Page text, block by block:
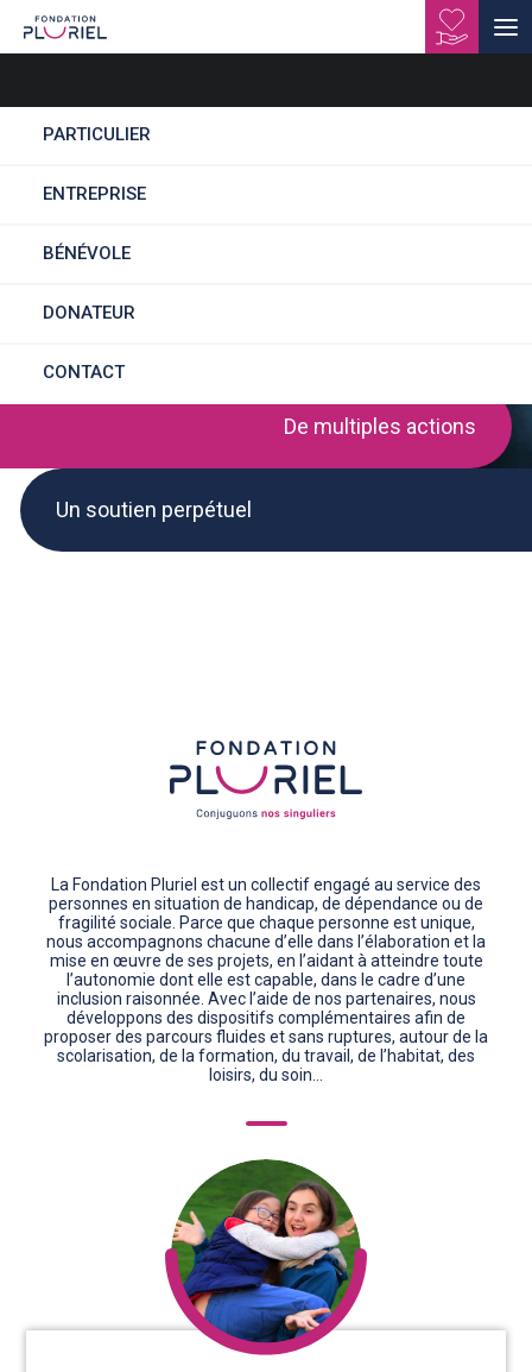
PARTICULIER
ENTREPRISE
BÉNÉVOLE
DONATEUR
CONTACT
INFIRMIER DIPLOMÉ
De multiples actions
Un soutien perpétuel
La Fondation Pluriel est un collectif engagé au service des
personnes en situation de handicap, de dépendance ou de
fragilité sociale. Parce que chaque personne est unique,
nous accompagnons chacune d’elle dans l’élaboration et la
mise en œuvre de ses projets, en l’aidant à atteindre toute
l’autonomie dont elle est capable, dans le cadre d’une
inclusion raisonnée. Avec l’aide de nos partenaires, nous
développons des dispositifs complémentaires afin de
proposer des parcours fluides et sans ruptures, autour de la
scolarisation, de la formation, du travail, de l’habitat, des
loisirs, du soin…